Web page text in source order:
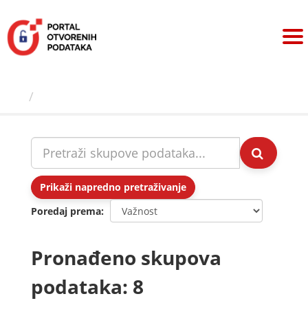
sadržaj
Prikaži napredno pretraživanje
Poredaj prema
Pronađeno skupova
podataka: 8